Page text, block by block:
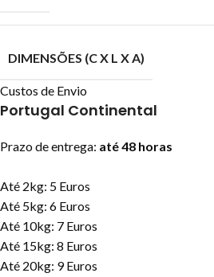
DIMENSÕES (C X L X A)
Custos de Envio
Portugal Continental
Prazo de entrega: até 48 horas
Até 2kg: 5 Euros
Até 5kg: 6 Euros
Até 10kg: 7 Euros
Até 15kg: 8 Euros
Até 20kg: 9 Euros